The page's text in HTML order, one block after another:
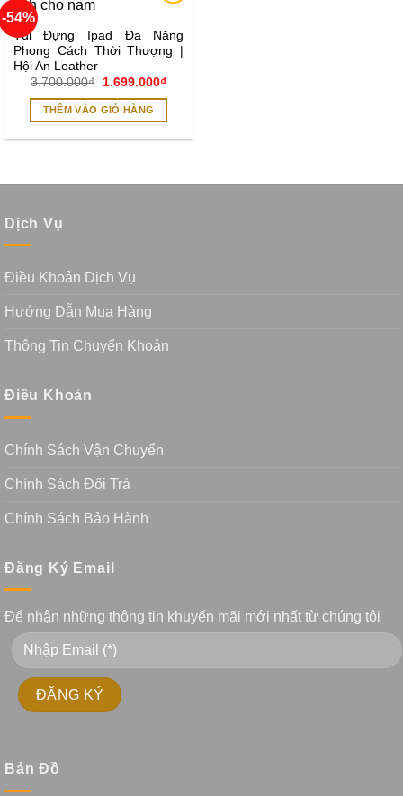
-54%
wishlist
Túi Đựng Ipad Đa Năng
Phong Cách Thời Thượng |
Hội An Leather
3.700.000₫
Giá
là:
3.700.000₫.
1.699.000₫Giá
THÊM VÀO GIỎ HÀNG
Dịch Vụ
Điều Khoản Dịch Vụ
Hướng Dẫn Mua Hàng
Thông Tin Chuyển Khoản
Điều Khoản
Chính Sách Vận Chuyển
Chính Sách Đổi Trả
Chính Sách Bảo Hành
Đăng Ký Email
Để nhận những thông tin khuyến mãi mới nhất từ chúng tôi
Bản Đồ